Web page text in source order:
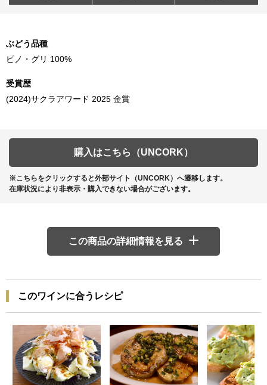
ぶどう品種
ピノ・グリ 100%
受賞歴
(2024)サクラアワード 2025 金賞
購入はこちら（UNCORK）
※こちらをクリックすると外部サイト（UNCORK）へ遷移します。
在庫状況により非表示・購入できない場合がございます。
この商品の詳細情報を見る
このワインに合うレシピ